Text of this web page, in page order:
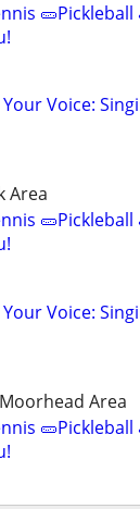
Voice:
Area
Voice:
Area